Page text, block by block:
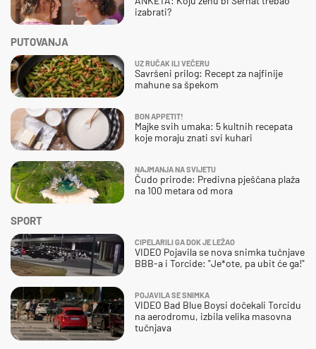
SPORT
CIPELARILI GA DOK JE LEŽAO
VIDEO Pojavila se nova snimka tučnjave
BBB-a i Torcide: "Je*ote, pa ubit će ga!"
POJAVILA SE SNIMKA
VIDEO Bad Blue Boysi dočekali Torcidu
na aerodromu, izbila velika masovna
tučnjava
izabrati?
PUTOVANJA
UZ RUČAK ILI VEČERU
Savršeni prilog: Recept za najfinije
mahune sa špekom
BON APPETIT!
Majke svih umaka: 5 kultnih recepata
koje moraju znati svi kuhari
NAJMANJA NA SVIJETU
Čudo prirode: Predivna pješčana plaža
na 100 metara od mora